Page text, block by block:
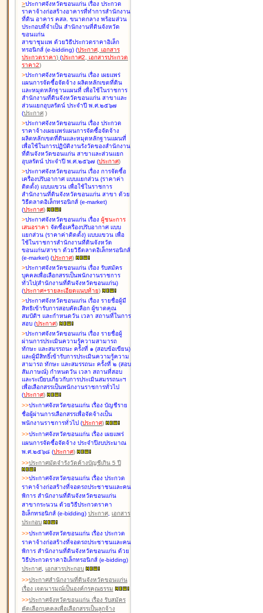
>ประกาศจังหวัดขอนแก่น เรื่อง ประกวด
ราคาจ้างก่อสร้างอาคารที่ทำการสำนักงาน
ที่ดิน อาคาร คสล. ขนาดกลาง พร้อมส่วน
ประกอบที่จำเป็น สำนักงานที่ดินจังหวัด
ขอนแก่น
สาขาชุมแพ ด้วยวิธีประกวดราคาอิเล็ก
ทรอนิกส์ (e-bidding) (ประกาศ, เอกสาร
ประกวดราคา) (ประกาศ2, เอกสารประกวด
ราคา2)
>ประกาศจังหวัดขอนแก่น เรื่อง เผยแพร่
แผนการจัดซื้อจัดจ้าง ผลิตหลักเขตที่ดิน
และหมุดหลักฐานแผนที่ เพื่อใช้ในราชการ
สำนักงานที่ดินจังหวัดขอนแก่น สาขาและ
ส่วนแยกอุบลรัตน์ ประจำปี พ.ศ.๒๕๖๗
(ประกาศ )
>ประกาศจังหวัดขอนแก่น เรื่อง ประกวด
ราคาจ้างเผยแพร่แผนการจัดซื้อจัดจ้าง
ผลิตหลักเขตที่ดินและหมุดหลักฐานแผนที่
เพื่อใช้ในการปฏิบัติงานรังวัดของสำนักงาน
ที่ดินจังหวัดขอนแก่น สาขาและส่วนแยก
อุบลรัตน์ ประจำปี พ.ศ.๒๕๖๗ (ประกาศ)
>ประกาศจังหวัดขอนแก่น เรื่อง การจัดซื้อ
เครื่องปรับอากาศ แบบแยกส่วน (ราคาค่า
ติดตั้ง) แบบแขวน เพื่อใช้ในราชการ
สำนักงานที่ดินจังหวัดขอนแก่น สาขา ด้วย
วิธีตลาดอิเล็กทรอนิกส์ (e-market)
(ประกาศ)
>ประกาศจังหวัดขอนแก่น เรื่อง ผู้ชนะการ
เสนอราคา จัดซื้อเครื่องปรับอากาศ แบบ
แยกส่วน (ราคาค่าติดตั้ง) แบบแขวน เพื่อ
ใช้ในราชการสำนักงานที่ดินจังหวัด
ขอนแก่น/สาขา ด้วยวิธีตลาดอิเล็กทรอนิกส์
(e-market) (ประกาศ)
>ประกาศจังหวัดขอนแก่น เรื่อง รับสมัคร
บุคคลเพื่อเลือกสรรเป็นพนักงานราชการ
ทั่วไป(สำนักงานที่ดินจังหวัดขอนแก่น)
(ประกาศ+รายละเอียดแนบท้าย)
>ประกาศจังหวัดขอนแก่น เรื่อง รายชื่อผู้มี
สิทธิเข้ารับการสอบคัดเลือก ผู้ขาดคุณ
สมบัติฯ และกำหนดวัน เวลา สถานที่ในการ
สอบ (ประกาศ)
>ประกาศจังหวัดขอนแก่น เรื่อง รายชื่อผู้
ผ่านการประเมินความรู้ความสามารถ
ทักษะ และสมรรถนะ ครั้งที่ ๑ (สอบข้อเขียน)
และผู้มีสิทธิ์เข้ารับการประเมินความรู้ความ
สามารถ ทักษะ และสมรรถนะ ครั้งที่ ๒ (สอบ
สัมภาษณ์) กำหนดวัน เวลา สถานที่สอบ
และระเบียบเกี่ยวกับการประเมินสมรรถนะฯ
เพื่อเลือกสรรเป็นพนักงานราชการทั่วไป
(ประกาศ)
>>ประกาศจังหวัดขอนแก่น เรื่อง บัญชีราย
ชื่อผู้ผ่านการเลือกสรรเพื่อจัดจ้างเป็น
พนักงานราชการทั่วไป (ประกาศ)
>>ประกาศจังหวัดขอนแก่น เรื่อง เผยแพร่
แผนการจัดซื้อจัดจ้าง ประจำปีงบประมาณ
พ.ศ.๒๕๖๘ (ประกาศ)
>>ประกาศมัดจำรังวัดค้างบัญชีเกิน 5 ปี
>>ประกาศจังหวัดขอนแก่น เรื่อง ประกวด
ราคาจ้างก่อสร้างที่จอดรถประชาชนและคน
พิการ สำนักงานที่ดินจังหวัดขอนแก่น
สาขากระนวน ด้วยวิธีประกวดราคา
อิเล็กทรอนิกส์ (e-bidding) ประกาศ, เอกสาร
ประกอบ
>>ประกาศจังหวัดขอนแก่น เรื่อง ประกวด
ราคาจ้างก่อสร้างที่จอดรถประชาชนและคน
พิการ สำนักงานที่ดินจังหวัดขอนแก่น ด้วย
วิธีประกวดราคาอิเล็กทรอนิกส์ (e-bidding)
ประกาศ, เอกสารประกอบ
>>ประกาศสำนักงานที่ดินจังหวัดขอนแก่น
เรื่อง เจตนารมณ์เป็นองค์กรคุณธรรม
>>ประกาศจังหวัดขอนแก่น เรื่อง รับสมัคร
คัดเลือกบุคคลเพื่อเลือกสรรเป็นลูกจ้าง